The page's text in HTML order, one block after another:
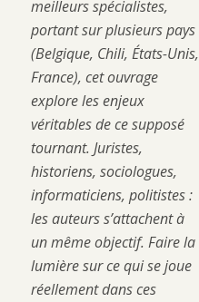
meilleurs spécialistes,
portant sur plusieurs pays
(Belgique, Chili, États-Unis,
France), cet ouvrage
explore les enjeux
véritables de ce supposé
tournant. Juristes,
historiens, sociologues,
informaticiens, politistes :
les auteurs s’attachent à
un même objectif. Faire la
lumière sur ce qui se joue
réellement dans ces